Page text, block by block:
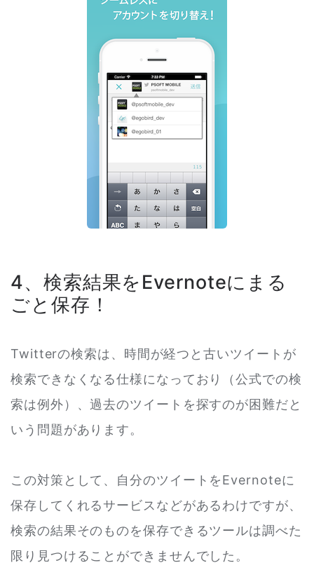
4、検索結果をEvernoteにまる
ごと保存！
Twitterの検索は、時間が経つと古いツイートが
検索できなくなる仕様になっており（公式での検
索は例外）、過去のツイートを探すのが困難だと
いう問題があります。
この対策として、自分のツイートをEvernoteに
保存してくれるサービスなどがあるわけですが、
検索の結果そのものを保存できるツールは調べた
限り見つけることができませんでした。